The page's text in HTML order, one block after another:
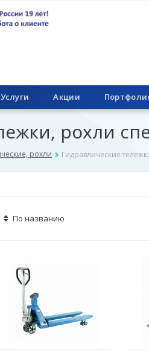
Услуги Акции
рохли
рохли Гидравлические
По названию